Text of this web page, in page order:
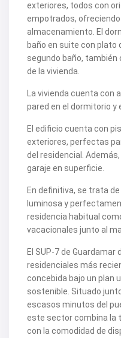
V2223
V2224
V2226
V2228
V2232
V2235
V2239
V2240
V2243
V2246
V2248
V2253
V2255
V2257
V2258
V2262
V2266
V2267
V2268
V2269
V2272
V2273
V2291
V2301
exteriores, todos con
empotrados,
almacenamiento. El
baño en suite con plato
segundo baño, también
de la vivienda.
La vivienda cuenta con
pared en el dormitorio y
El edificio cuenta con
exteriores, perfectas
del residencial.
garaje en superficie.
En definitiva, se trata
luminosa y
residencia habitual
vacacionales junto al
El SUP-7 de
residenciales más
concebida bajo un plan
sostenible. Situado
escasos minutos del
este sector combina la
con la comodidad de